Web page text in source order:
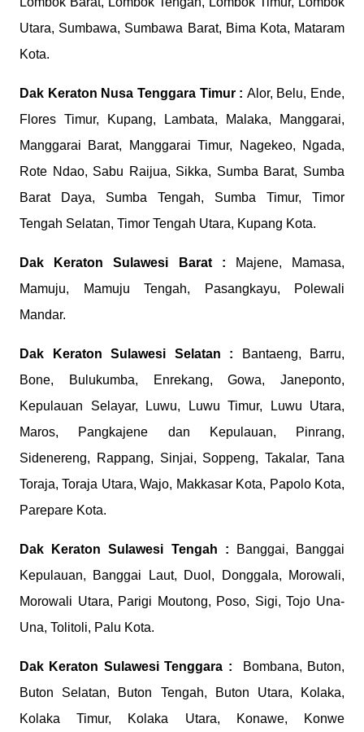
Utara, Sumbawa, Sumbawa Barat, Bima Kota, Mataram
Kota.
Dak Keraton Nusa Tenggara Timur : Alor, Belu, Ende,
Flores Timur, Kupang, Lambata, Malaka, Manggarai,
Manggarai Barat, Manggarai Timur, Nagekeo, Ngada,
Rote Ndao, Sabu Raijua, Sikka, Sumba Barat, Sumba
Barat Daya, Sumba Tengah, Sumba Timur, Timor
Tengah Selatan, Timor Tengah Utara, Kupang Kota.
Dak Keraton Sulawesi Barat : Majene, Mamasa,
Mamuju, Mamuju Tengah, Pasangkayu, Polewali
Mandar.
Dak Keraton Sulawesi Selatan :
Bantaeng, Barru,
Bone, Bulukumba, Enrekang, Gowa, Janeponto,
Kepulauan Selayar, Luwu, Luwu Timur, Luwu Utara,
Maros, Pangkajene dan Kepulauan, Pinrang,
Sidenereng, Rappang, Sinjai, Soppeng, Takalar, Tana
Toraja, Toraja Utara, Wajo, Makkasar Kota, Papolo Kota,
Parepare Kota.
Dak Keraton Sulawesi Tengah : Banggai, Banggai
Kepulauan, Banggai Laut, Duol, Donggala, Morowali,
Morowali Utara, Parigi Moutong, Poso, Sigi, Tojo Una-
Una, Tolitoli, Palu Kota.
Dak Keraton Sulawesi Tenggara : Bombana, Buton,
Buton Selatan, Buton Tengah, Buton Utara, Kolaka,
Kolaka Timur, Kolaka Utara, Konawe, Konwe